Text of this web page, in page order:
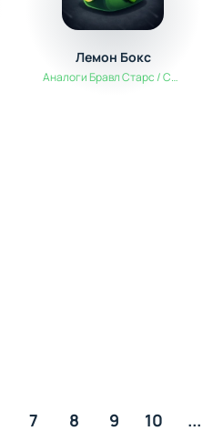
Лемон Бокс
Аналоги Бравл Старс / Симуляторы
7 8 9 10 ...